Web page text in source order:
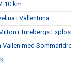
10 km
i Vallentuna
i Turebergs
Vallen med